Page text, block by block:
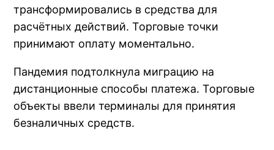
трансформировались в средства для
расчётных действий. Торговые точки
принимают оплату моментально.
Пандемия подтолкнула миграцию на
дистанционные способы платежа. Торговые
объекты ввели терминалы для принятия
безналичных средств.